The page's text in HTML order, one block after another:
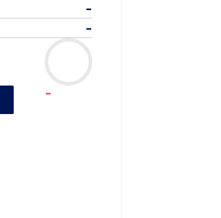
-
-
-